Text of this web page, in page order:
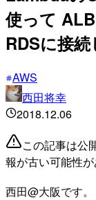
使って
RDSに接
AWS
西田将幸
2018.12.06
この記事は公
報が古い可能性が
西田@大阪です。